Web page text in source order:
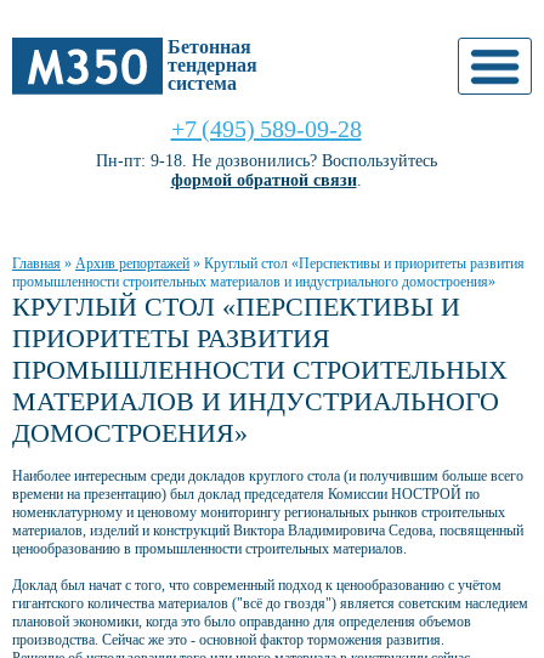
Бетонная
тендерная
система
+7 (495) 589-09-28
Пн-пт: 9-18. Не дозвонились? Воспользуйтесь
формой обратной связи.
Главная » Архив репортажей » Круглый стол «Перспективы и приоритеты развития
промышленности строительных материалов и индустриального домостроения»
КРУГЛЫЙ СТОЛ «ПЕРСПЕКТИВЫ И
ПРИОРИТЕТЫ РАЗВИТИЯ
ПРОМЫШЛЕННОСТИ СТРОИТЕЛЬНЫХ
МАТЕРИАЛОВ И ИНДУСТРИАЛЬНОГО
ДОМОСТРОЕНИЯ»
Наиболее интересным среди докладов круглого стола (и получившим больше всего
времени на презентацию) был доклад председателя Комиссии НОСТРОЙ по
номенклатурному и ценовому мониторингу региональных рынков строительных
материалов, изделий и конструкций Виктора Владимировича Седова, посвященный
ценообразованию в промышленности строительных материалов.
Доклад был начат с того, что современный подход к ценообразованию с учётом
гигантского количества материалов ("всё до гвоздя") является советским наследием
плановой экономики, когда это было оправданно для определения объемов
производства. Сейчас же это - основной фактор торможения развития.